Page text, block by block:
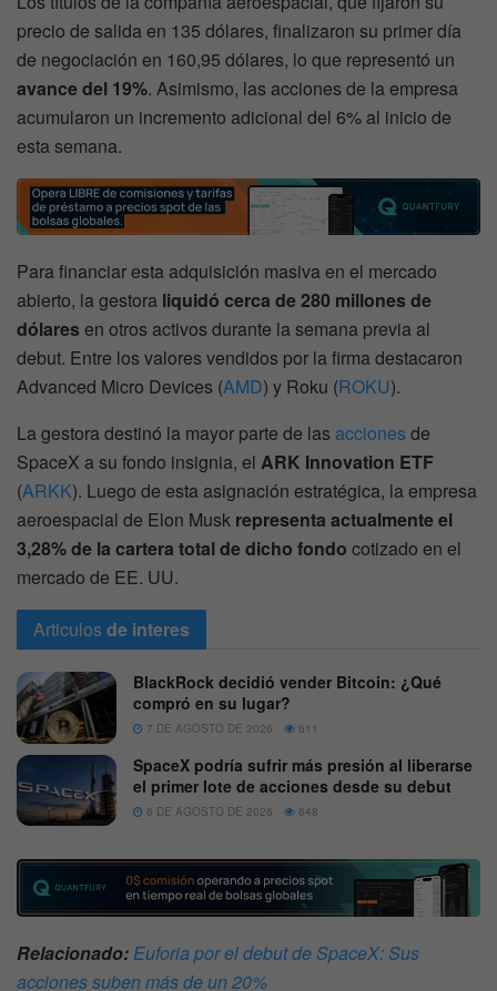
precio de salida en 135 dólares, finalizaron su primer día
de negociación en 160,95 dólares, lo que representó un
avance del 19%. Asimismo, las acciones de la empresa
acumularon un incremento adicional del 6% al inicio de
esta semana.
Para financiar esta adquisición masiva en el mercado
abierto, la gestora liquidó cerca de 280 millones de
dólares en otros activos durante la semana previa al
debut. Entre los valores vendidos por la firma destacaron
Advanced Micro Devices (AMD) y Roku (ROKU).
La gestora destinó la mayor parte de las accionesde
SpaceX a su fondo insignia, el ARK Innovation ETF
(ARKK). Luego de esta asignación estratégica, la empresa
aeroespacial de Elon Musk representa actualmente el
3,28% de la cartera total de dicho fondo cotizado en el
mercado de EE. UU.
Articulosde interes
BlackRock decidió vender Bitcoin: ¿Qué
compró en su lugar?
7 DE AGOSTO DE 2026 611
SpaceX podría sufrir más presión al liberarse
el primer lote de acciones desde su debut
6 DE AGOSTO DE 2026 648
Relacionado: Euforia por el debut de SpaceX: Sus
acciones suben más de un 20%